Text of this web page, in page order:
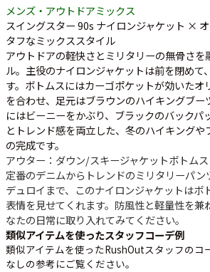
メンズ・アウトドアミックス
スイングスター 90s ナイロンジャケット ×
タフなミックススタイル
アウトドアの軽快さとミリタリーの無骨さを
ル。主役のナイロンジャケットは前を閉めて
す。ボトムスにはカーゴポケットが効いたオ
を合わせ、足元はブラウンのハイキングブ
にはビーニーをかぶり、ブラックのバックパ
とトレンド感を両立した、冬のハイキングや
の完成です。
アウター：ダウン/スキージャケットボトム
定番のデニムからトレンドのミリタリーパン
デュロイまで、このナイロンジャケットはボ
表情を見せてくれます。防風性と軽量性を兼
なたの日常に取り入れてみてください。
類似アイテムを使ったスタッフコーデ例
類似アイテムを使ったRushOutスタッフのコ
なしの参考にご覧ください。